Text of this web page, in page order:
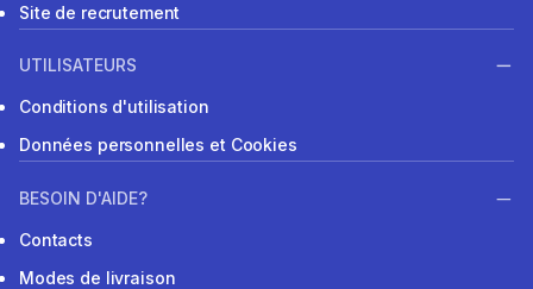
Site de recrutement
UTILISATEURS
Conditions d'utilisation
Données personnelles et Cookies
BESOIN D'AIDE?
Contacts
Modes de livraison